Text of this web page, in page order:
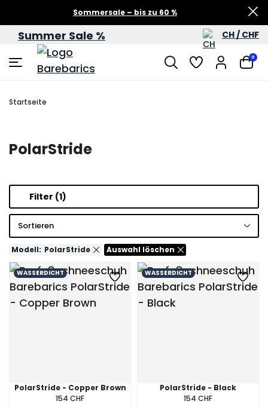
Sommersale – bis zu 60 %
Summer Sale % CH / CHF
0
Startseite
PolarStride
Filter (1)
Sortieren
Modell: PolarStride Auswahl löschen
WASSERDICHT
PolarStride - Copper Brown
154 CHF
WASSERDICHT
PolarStride - Black
154 CHF